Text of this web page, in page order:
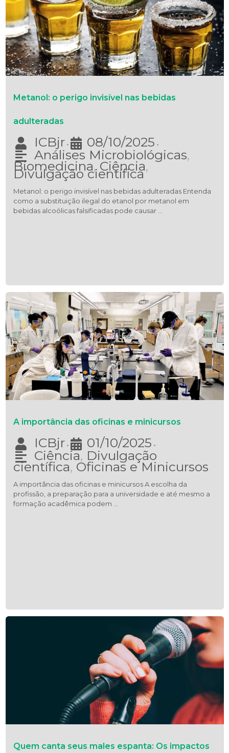
Metanol: o perigo invisível nas bebidas
adulteradas
ICBjr • 08/10/2025 •
Análises Microbiológicas,
Biomedicina, Ciência,
Divulgação científica
Metanol: o perigo invisível nas bebidas adulteradas Entenda
como a substituição ilegal do etanol por metanol em
bebidas alcoólicas falsificadas pode causar …
A importância das oficinas e minicursos
ICBjr • 01/10/2025 •
Ciência, Divulgação
científica, Oficinas e Minicursos
A importância das oficinas e minicursos A escolha da
profissão, a preparação para a universidade e até mesmo a
formação acadêmica podem …
Quem canta seus males espanta: Os impactos